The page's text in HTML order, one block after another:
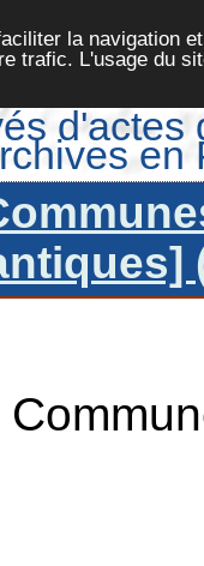
la navigation
trafic. L'usage du
d'actes
en